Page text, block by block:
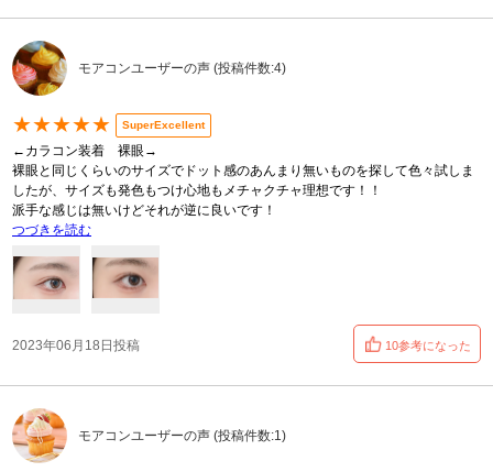
モアコンユーザーの声 (投稿件数:4)
★★★★★ SuperExcellent
←カラコン装着 裸眼→
裸眼と同じくらいのサイズでドット感のあんまり無いものを探して色々試しま
したが、サイズも発色もつけ心地もメチャクチャ理想です！！
派手な感じは無いけどそれが逆に良いです！
つづきを読む
2023年06月18日投稿 10参考になった
モアコンユーザーの声 (投稿件数:1)